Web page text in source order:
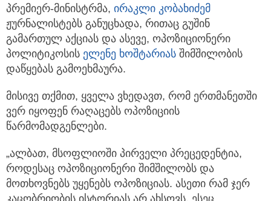
პრემიერ-მინისტრმა, ირაკლი კობახიძემ
ჟურნალისტებს განუცხადა, რითაც გუშინ
გამართულ აქციას და ასევე, ოპოზიციონერი
პოლიტიკოსის ელენე ხოშტარიას შიმშილობის
დაწყებას გამოეხმაურა.
მისივე თქმით, ყველა ვხედავთ, რომ ერთმანეთში
ვერ იყოფენ რაღაცებს ოპოზიციის
წარმომადგენლები.
„ალბათ, მსოფლიოში პირველი პრეცედენტია,
როდესაც ოპოზიციონერი შიმშილობს და
მოთხოვნებს უყენებს ოპოზიციას. ასეთი რამ ჯერ
კაცობრიობის ისტორიას არ ახსოვს. ესეც